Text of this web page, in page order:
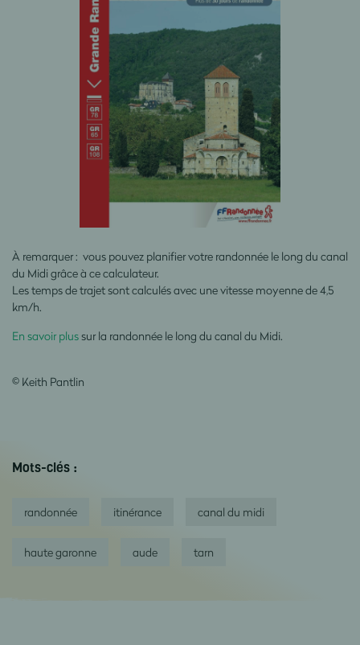
À remarquer : vous pouvez planifier votre randonnée le long du canal
du Midi grâce à ce calculateur.
Les temps de trajet sont calculés avec une vitesse moyenne de 4,5
km/h.
En savoir plus sur la randonnée le long du canal du Midi.
© Keith Pantlin
Mots-clés :
randonnée itinérance canal du midi
haute garonne aude tarn